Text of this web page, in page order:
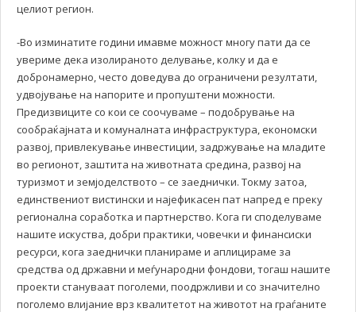
целиот регион.
-Во изминатите години имавме можност многу пати да се
увериме дека изолираното делување, колку и да е
добронамерно, често доведува до ограничени резултати,
удвојување на напорите и пропуштени можности.
Предизвиците со кои се соочуваме – подобрување на
сообраќајната и комуналната инфраструктура, економски
развој, привлекување инвестиции, задржување на младите
во регионот, заштита на животната средина, развој на
туризмот и земјоделството – се заеднички. Токму затоа,
единствениот вистински и најефикасен пат напред е преку
регионална соработка и партнерство. Кога ги споделуваме
нашите искуства, добри практики, човечки и финансиски
ресурси, кога заеднички планираме и аплицираме за
средства од државни и меѓународни фондови, тогаш нашите
проекти стануваат поголеми, поодржливи и со значително
поголемо влијание врз квалитетот на животот на граѓаните